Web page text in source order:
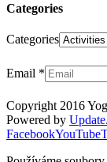
Categories
Categories
Email *
Copyright 2016
Powered by
FacebookYouTube